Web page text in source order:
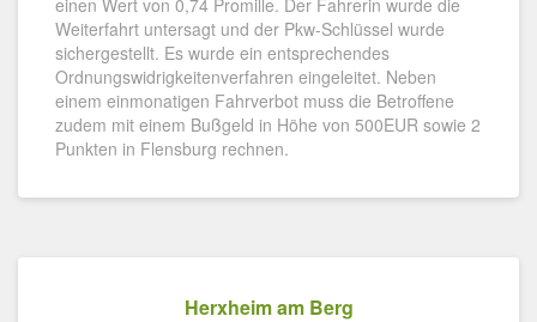
einen Wert von 0,74 Promille. Der Fahrerin wurde die
Weiterfahrt untersagt und der Pkw-Schlüssel wurde
sichergestellt. Es wurde ein entsprechendes
Ordnungswidrigkeitenverfahren eingeleitet. Neben
einem einmonatigen Fahrverbot muss die Betroffene
zudem mit einem Bußgeld in Höhe von 500EUR sowie 2
Punkten in Flensburg rechnen.
Herxheim am Berg